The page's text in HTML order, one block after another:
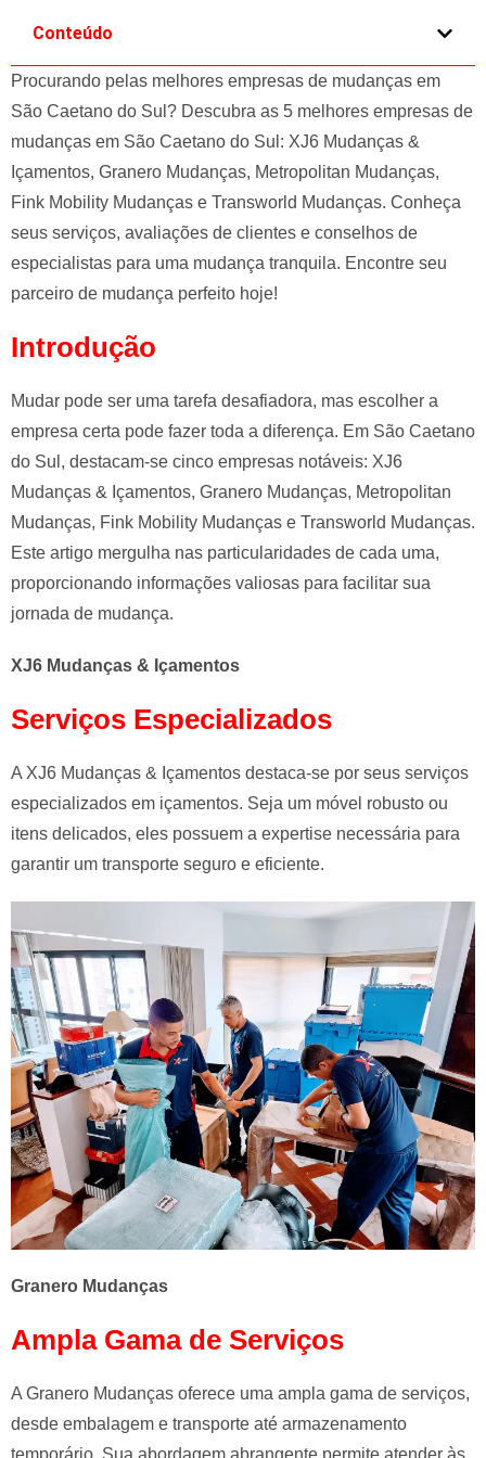
l
e
t
b
l
a
n
k
Conteúdo
Procurando pelas melhores empresas de mudanças em
São Caetano do Sul? Descubra as 5 melhores empresas de
mudanças em São Caetano do Sul: XJ6 Mudanças &
Içamentos, Granero Mudanças, Metropolitan Mudanças,
Fink Mobility Mudanças e Transworld Mudanças. Conheça
seus serviços, avaliações de clientes e conselhos de
especialistas para uma mudança tranquila. Encontre seu
parceiro de mudança perfeito hoje!
Introdução
Mudar pode ser uma tarefa desafiadora, mas escolher a
empresa certa pode fazer toda a diferença. Em São Caetano
do Sul, destacam-se cinco empresas notáveis: XJ6
Mudanças & Içamentos, Granero Mudanças, Metropolitan
Mudanças, Fink Mobility Mudanças e Transworld Mudanças.
Este artigo mergulha nas particularidades de cada uma,
proporcionando informações valiosas para facilitar sua
jornada de mudança.
XJ6 Mudanças & Içamentos
Serviços Especializados
A XJ6 Mudanças & Içamentos destaca-se por seus serviços
especializados em içamentos. Seja um móvel robusto ou
itens delicados, eles possuem a expertise necessária para
garantir um transporte seguro e eficiente.
Granero Mudanças
Ampla Gama de Serviços
A Granero Mudanças oferece uma ampla gama de serviços,
desde embalagem e transporte até armazenamento